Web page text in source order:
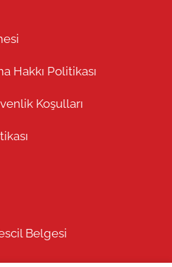
Hakkı Politikası
Koşulları
Belgesi